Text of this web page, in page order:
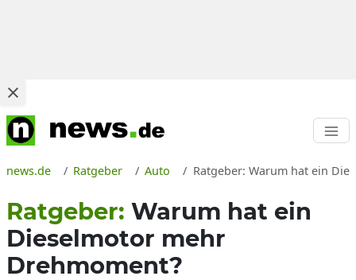
news.de Ratgeber Auto Ratgeber: Warum hat ein
Ratgeber: Warum hat ein
Dieselmotor mehr
Drehmoment?